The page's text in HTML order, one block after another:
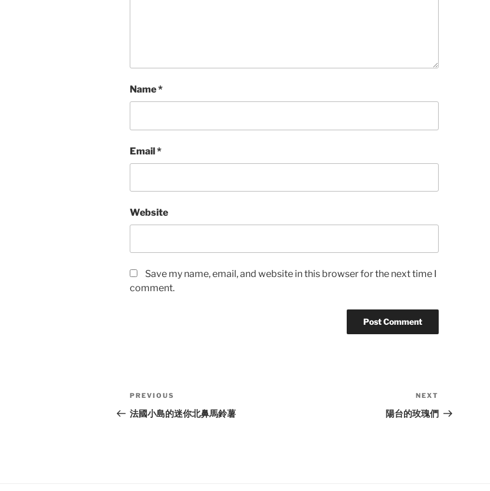
Name*
Email*
Website
Save my name, email, and website in this browser for the next time I
comment.
Post
navigation
Previous
Post
PREVIOUS
法國小島的迷你北鼻馬鈴薯
Post
NEXT
陽台的玫瑰們